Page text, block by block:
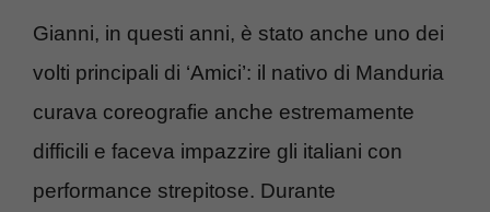
Gianni, in questi anni, è stato anche uno dei
volti principali di ‘Amici’: il nativo di Manduria
curava coreografie anche estremamente
difficili e faceva impazzire gli italiani con
performance strepitose. Durante